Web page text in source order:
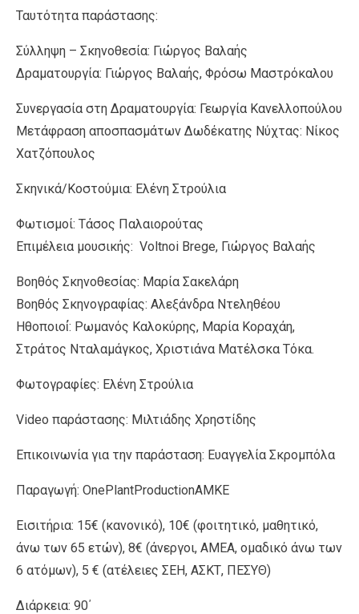
Ταυτότητα παράστασης:
Σύλληψη – Σκηνοθεσία: Γιώργος Βαλαής
Δραματουργία: Γιώργος Βαλαής, Φρόσω Μαστρόκαλου
Συνεργασία στη Δραματουργία: Γεωργία Κανελλοπούλου
Μετάφραση αποσπασμάτων Δωδέκατης Νύχτας: Νίκος
Χατζόπουλος
Σκηνικά/Κοστούμια: Ελένη Στρούλια
Φωτισμοί: Τάσος Παλαιορούτας
Επιμέλεια μουσικής: Voltnoi Brege, Γιώργος Βαλαής
Βοηθός Σκηνοθεσίας: Μαρία Σακελάρη
Βοηθός Σκηνογραφίας: Αλεξάνδρα Ντεληθέου
Ηθοποιοί́: Ρωμανός Καλοκύρης, Μαρία Κοραχάη,
Στράτος Νταλαμάγκος, Χριστιάνα Ματέλσκα Τόκα.
Φωτογραφίες: Ελένη Στρούλια
Video παράστασης: Μιλτιάδης Χρηστίδης
Επικοινωνία για την παράσταση: Ευαγγελία Σκρομπόλα
Παραγωγή: OnePlantProductionAMKE
Εισιτήρια: 15€ (κανονικό), 10€ (φοιτητικό, μαθητικό,
άνω των 65 ετών), 8€ (άνεργοι, ΑΜΕΑ, ομαδικό άνω των
6 ατόμων), 5 € (ατέλειες ΣΕΗ, ΑΣΚΤ, ΠΕΣΥΘ)
Διάρκεια: 90΄